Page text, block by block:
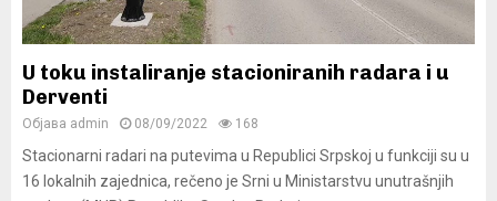
U toku instaliranje stacioniranih radara i u
Derventi
Објава admin 08/09/2022 168
Stacionarni radari na putevima u Republici Srpskoj u funkciji su u
16 lokalnih zajednica, rečeno je Srni u Ministarstvu unutrašnjih